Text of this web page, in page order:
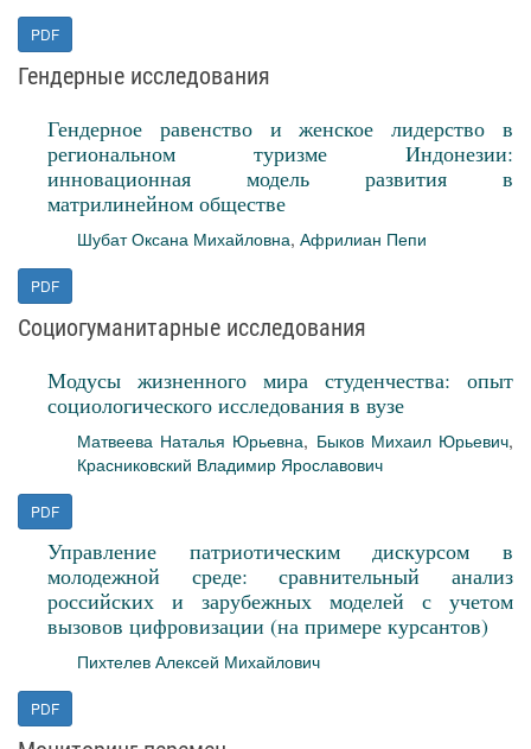
PDF
Гендерные исследования
Гендерное равенство и женское лидерство в
региональном туризме Индонезии:
инновационная модель развития в
матрилинейном обществе
Шубат Оксана Михайловна, Африлиан Пепи
PDF
Социогуманитарные исследования
Модусы жизненного мира студенчества: опыт
социологического исследования в вузе
Матвеева Наталья Юрьевна, Быков Михаил Юрьевич,
Красниковский Владимир Ярославович
PDF
Управление патриотическим дискурсом в
молодежной среде: сравнительный анализ
российских и зарубежных моделей с учетом
вызовов цифровизации (на примере курсантов)
Пихтелев Алексей Михайлович
PDF